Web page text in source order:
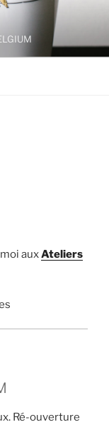
auxAteliers
Ré-ouverture